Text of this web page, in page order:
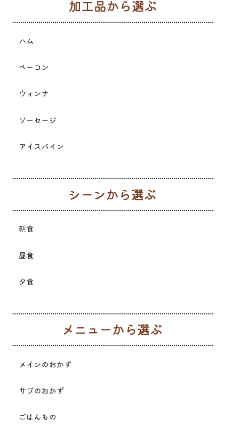
ハム
ベーコン
ウィンナ
ソーセージ
アイスバイン
朝食
昼食
夕食
メインのおかず
サブのおかず
ごはんもの